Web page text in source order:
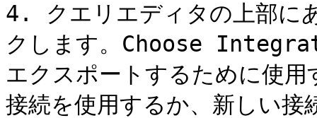
4. クエリエディタの上部
クします。Choose
エクスポートするために使
接続を使用するか、新しい